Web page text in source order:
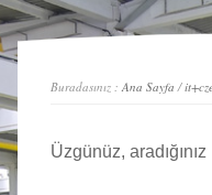
Buradasınız :Ana Sayfa /
Üzgünüz,